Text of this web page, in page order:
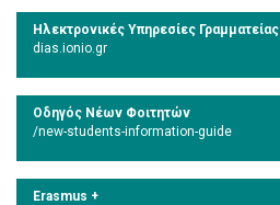
Ηλεκτρονικές Υπηρεσίες Γραμματείας
dias.ionio.gr
Οδηγός Νέων Φοιτητών
/new-students-information-guide
Erasmus +